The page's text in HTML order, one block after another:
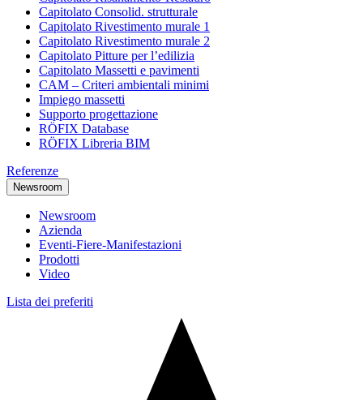
Capitolato Consolid. strutturale
Capitolato Rivestimento murale 1
Capitolato Rivestimento murale 2
Capitolato Pitture per l’edilizia
Capitolato Massetti e pavimenti
CAM – Criteri ambientali minimi
Impiego massetti
Supporto progettazione
RÖFIX Database
RÖFIX Libreria BIM
Referenze
Newsroom
Newsroom
Azienda
Eventi-Fiere-Manifestazioni
Prodotti
Video
Lista dei preferiti